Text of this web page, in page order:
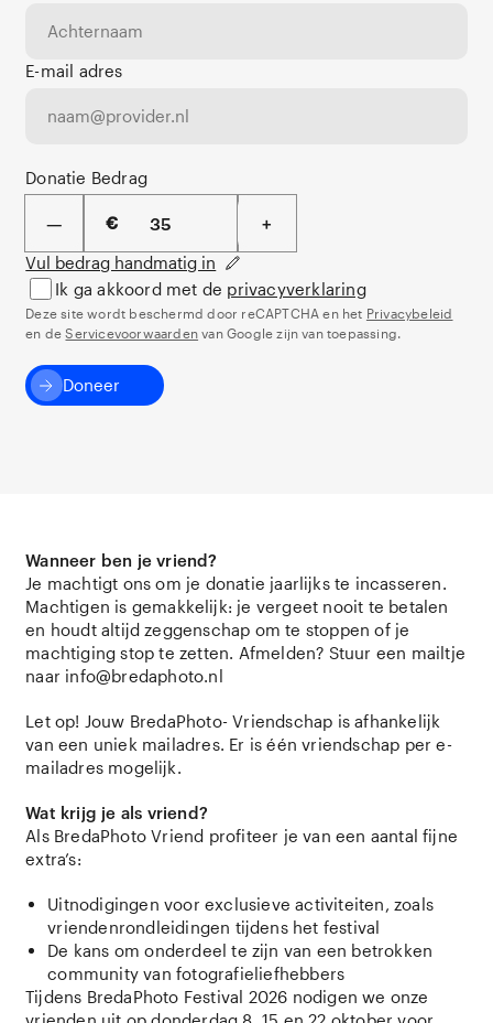
E-mail adres
Donatie Bedrag
— € +
Vul bedrag handmatig in
Ik ga akkoord met de privacyverklaring
Deze site wordt beschermd door reCAPTCHA en het Privacybeleid
en deServicevoorwaarden van Google zijn van toepassing.
Doneer
Wanneer ben je vriend?
Je machtigt ons om je donatie jaarlijks te incasseren.
Machtigen is gemakkelijk: je vergeet nooit te betalen
en houdt altijd zeggenschap om te stoppen of je
machtiging stop te zetten. Afmelden? Stuur een mailtje
naar info@bredaphoto.nl
Let op! Jouw BredaPhoto- Vriendschap is afhankelijk
van een uniek mailadres. Er is één vriendschap per e-
mailadres mogelijk.
Wat krijg je als vriend?
Als BredaPhoto Vriend profiteer je van een aantal fijne
extra’s:
Uitnodigingen voor exclusieve activiteiten, zoals
vriendenrondleidingen tijdens het festival
De kans om onderdeel te zijn van een betrokken
community van fotografieliefhebbers
Tijdens BredaPhoto Festival 2026 nodigen we onze